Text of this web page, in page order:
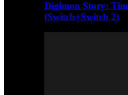
Digimon Story:
(Switch+Switch 2)